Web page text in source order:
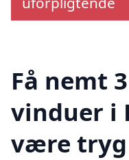
Få nemt
vinduer i
være tryg